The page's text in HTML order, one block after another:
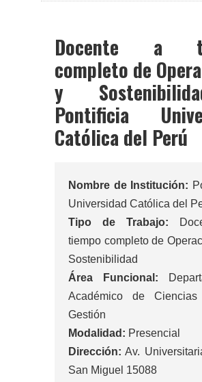
Docente a
completo de
y
Pontificia
Católica del Perú
Nombre de Institución:
Universidad Católica del
Tipo de Trabajo:
tiempo completo de
Sostenibilidad
Área Funcional:
Académico de
Gestión
Modalidad: Presencial
Dirección: Av.
San Miguel 15088